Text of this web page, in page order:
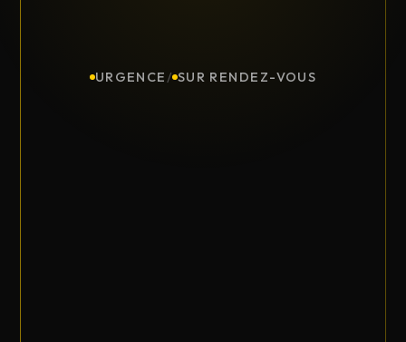
URGENCE / SUR RENDEZ-VOUS